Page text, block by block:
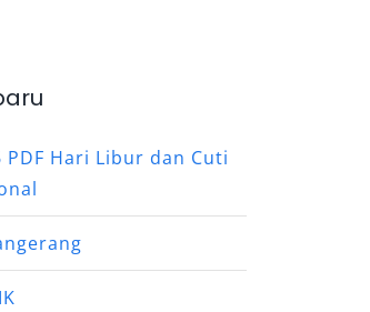
PDF Hari Libur dan Cuti